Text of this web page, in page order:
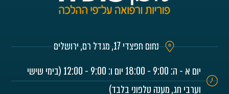
נחום חפצדי 17, מגדל רם, ירושלים
יום א - ה: 9:00 - 18:00 יום ו: 9:00 - 12:00 (בימי שישי
וערבי חג, מענה טלפוני בלבד)